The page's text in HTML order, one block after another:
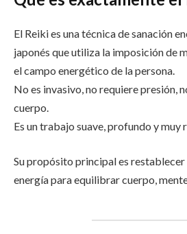
El Reiki es una técnica de sanación
japonés que utiliza la imposición de
el campo energético de la persona.
No es invasivo, no requiere presión,
cuerpo.
Es un trabajo suave, profundo y muy
Su propósito principal es
energía para equilibrar cuerpo,